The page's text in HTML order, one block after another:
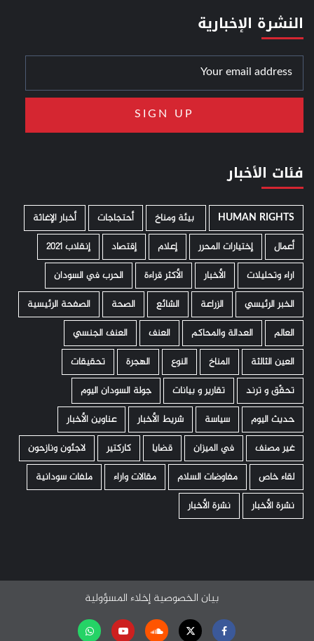
النشرة الإخبارية
فئات الأخبار
HUMAN RIGHTS ­ بيئة ومناخ أحتجاجات
أخبار الإغاثة
أعمال
إختيارات المحرر إعلام إقتصاد
إنقلاب 2021
اراء وتحليلات
الأخبار الأكثر قراءة
الحرب في السودان
الخبر الرئيسي
الزراعة الشائع الصحة
الصفحة الرئيسية
العالم
العدالة والمحاكم العنف
العنف الجنسي
العين الثالثة
المناخ النوع الهجرة
تحقيقات
تحقّق و ترند
تقارير و بيانات
جولة السودان اليوم
حديث اليوم
سياسة شريط الأخبار
عناوين الأخبار
غير مصنف
في الميزان قضايا كاركتير
لاجئون ونازحون
لقاء خاص
مفاوضات السلام مقالات واراء
ملفات سودانية
نشرة الأخبار
نشرة الأخبار
بيان الخصوصية إخلاء المسؤولية